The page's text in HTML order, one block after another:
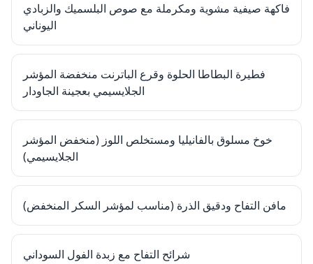
فاكهة صيفية مشوية ومكرملة مع صوص البلسميك والزبادي
اليوناني
فطيرة البطاطا الحلوة وقرع الباترنت منخفضة المؤشر
الجلايسيمي بعجينة الجاودار
خوخ مسلوق بالفانيليا ومستخلص اللوز (منخفض المؤشر
الجلايسيمي)
مافن التفاح ودقيق الذرة (مناسب لمؤشر السكر المنخفض)
شرائح التفاح مع زبدة الفول السوداني